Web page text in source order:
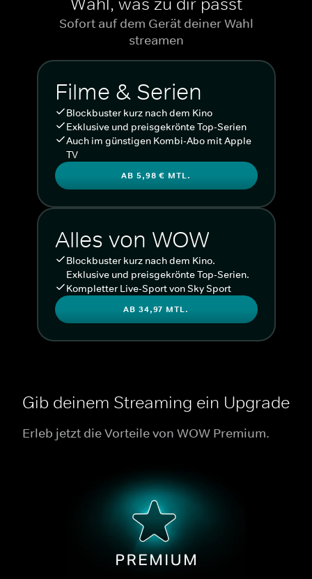
Sofort auf dem Gerät deiner Wahl
streamen
Filme & Serien
Blockbuster kurz nach dem Kino
Exklusive und preisgekrönte Top-Serien
Auch im günstigen Kombi-Abo mit Apple
TV
AB 5,98 € MTL.
Alles von WOW
Blockbuster kurz nach dem Kino.
Exklusive und preisgekrönte Top-Serien.
Kompletter Live-Sport von Sky Sport
AB 34,97 MTL.
Gib deinem Streaming ein Upgrade
Erleb jetzt die Vorteile von WOW Premium.